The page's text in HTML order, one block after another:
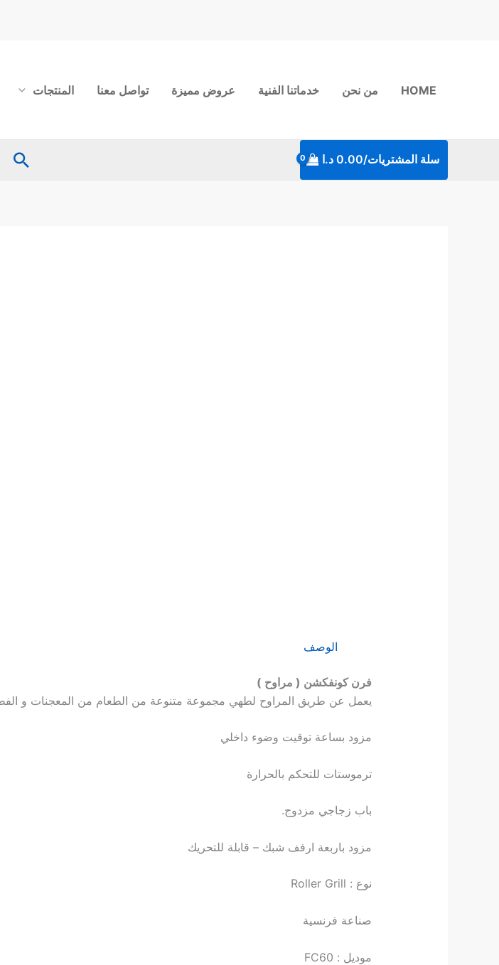
HOME من نحن خدماتنا الفنية عروض مميزة تواصل معنا المنتجات
سلة المشتريات/0.00 د.ا البحث
الوصف
فرن كونفكشن ( مراوح )
يعمل عن طريق المراوح لطهي مجموعة متنوعة من الطعام من المعجنات و
مزود بساعة توقيت وضوء داخلي
ترموستات للتحكم بالحرارة
باب زجاجي مزدوج.
مزود باربعة ارفف شبك – قابلة للتحريك
نوع : Roller Grill
صناعة فرنسية
موديل : FC60